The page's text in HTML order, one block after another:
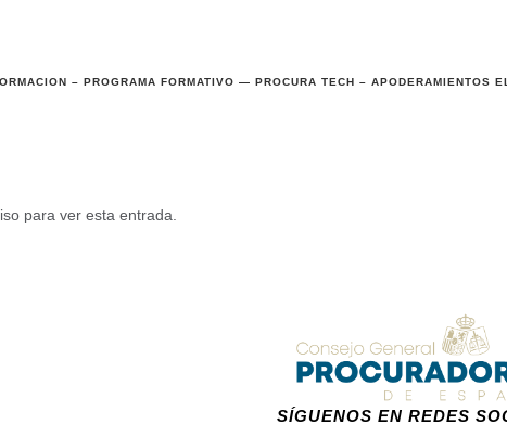
– PROGRAMA FORMATIVO — PROCURA TECH – APODERAMIENTOS
para ver esta entrada.
SÍGUENOS EN REDES